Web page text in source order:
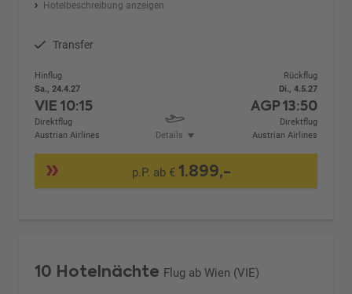
Hotelbeschreibung anzeigen
Transfer
Hinflug
Sa., 24.4.27
VIE10:15
Direktflug
Austrian Airlines
Details
Rückflug
Di., 4.5.27
AGP13:50
Direktflug
Austrian Airlines
p.P. ab €1.899,-
10 Hotelnächte Flug ab Wien (VIE)